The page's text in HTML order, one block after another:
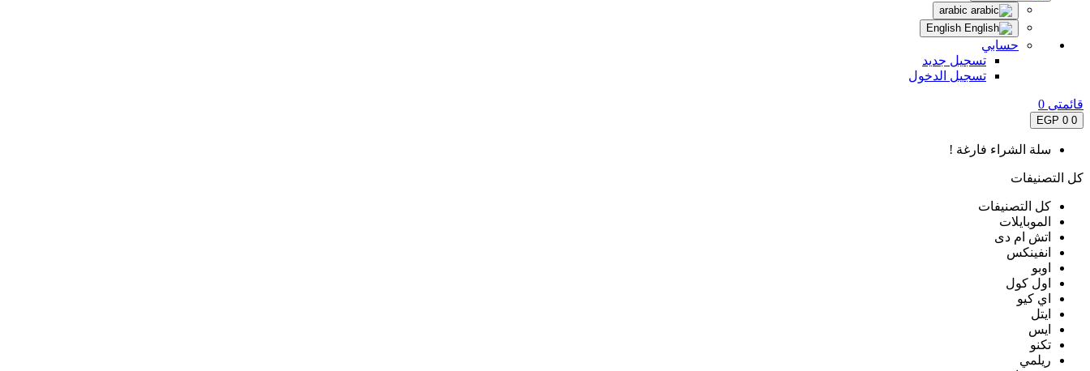
حسابي
تسجيل جديد
تسجيل الدخول
قائمتى 0
0
0 EGP
سلة الشراء فارغة !
كل التصنيفات
كل التصنيفات
الموبايلات
اتش ام دى
انفينكس
اوبو
اول كول
اي كيو
ايتل
ايس
تكنو
ريلمي